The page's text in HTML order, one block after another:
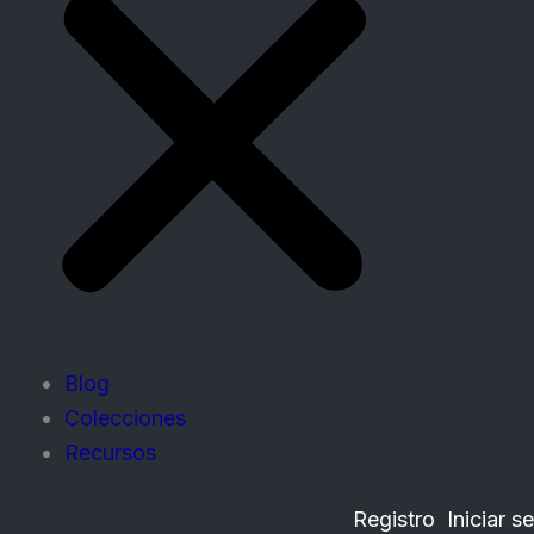
Blog
Colecciones
Recursos
Registro Iniciar